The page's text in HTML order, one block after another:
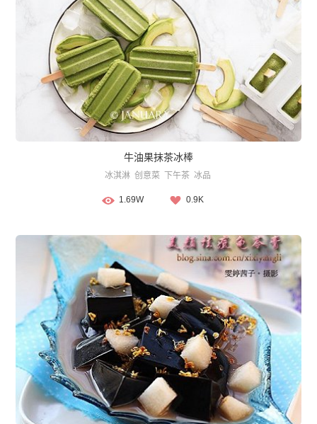
牛油果抹茶冰棒
冰淇淋 创意菜 下午茶 冰品
1.69W 0.9K